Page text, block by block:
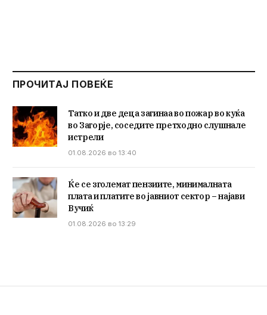
ПРОЧИТАЈ ПОВЕЌЕ
Татко и две деца загинаа во пожар во куќа
во Загорје, соседите претходно слушнале
истрели
01.08.2026 во 13:40
Ќе се зголемат пензиите, минималната
плата и платите во јавниот сектор – најави
Вучиќ
01.08.2026 во 13:29